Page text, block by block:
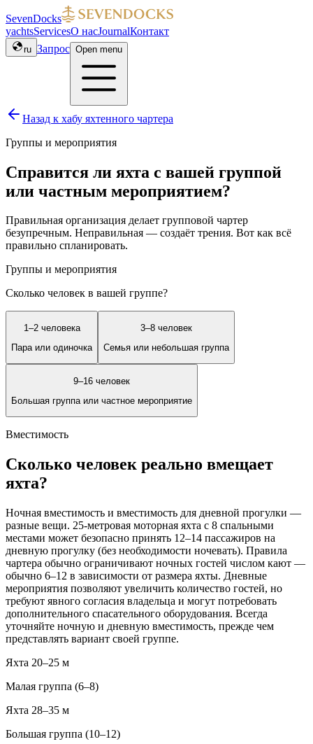
SevenDocks
yachtsServicesО насJournalКонтакт
ru Запрос Open menu
Назад к хабу яхтенного чартера
Группы и мероприятия
Справится ли яхта с вашей группой
или частным мероприятием?
Правильная организация делает групповой чартер
безупречным. Неправильная — создаёт трения. Вот как всё
правильно спланировать.
Группы и мероприятия
Сколько человек в вашей группе?
1–2 человека
Пара или одиночка
3–8 человек
Семья или небольшая группа
9–16 человек
Большая группа или частное мероприятие
Вместимость
Сколько человек реально вмещает
яхта?
Ночная вместимость и вместимость для дневной прогулки —
разные вещи. 25-метровая моторная яхта с 8 спальными
местами может безопасно принять 12–14 пассажиров на
дневную прогулку (без необходимости ночевать). Правила
чартера обычно ограничивают ночных гостей числом кают —
обычно 6–12 в зависимости от размера яхты. Дневные
мероприятия позволяют увеличить количество гостей, но
требуют явного согласия владельца и могут потребовать
дополнительного спасательного оборудования. Всегда
уточняйте ночную и дневную вместимость, прежде чем
представлять вариант своей группе.
Яхта 20–25 м
Малая группа (6–8)
Яхта 28–35 м
Большая группа (10–12)